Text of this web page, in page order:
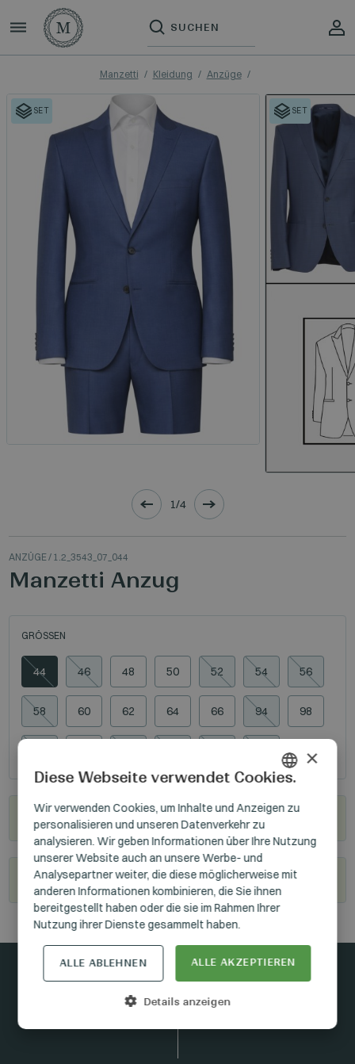
Manzetti Kleidung Anzüge
SET SET
1/4
ANZÜGE/ 1.2_3543_07_044
Manzetti Anzug
GRÖSSEN
44 46 48 50 52 54 56
58 60 62 64 66 94 98
Wo kann man sie kaufen?
Werden Sie unser Wiederverkäufer
In Kontakt bleiben
HUNGARIAN
GERMAN
ENGLISH
×
Diese Webseite verwendet Cookies.
Wir verwenden Cookies, um Inhalte und Anzeigen zu
personalisieren und unseren Datenverkehr zu
analysieren. Wir geben Informationen über Ihre Nutzung
unserer Website auch an unsere Werbe- und
Analysepartner weiter, die diese möglicherweise mit
anderen Informationen kombinieren, die Sie ihnen
bereitgestellt haben oder die sie im Rahmen Ihrer
Nutzung ihrer Dienste gesammelt haben.
ALLE AKZEPTIEREN
ALLE ABLEHNEN
Details anzeigen